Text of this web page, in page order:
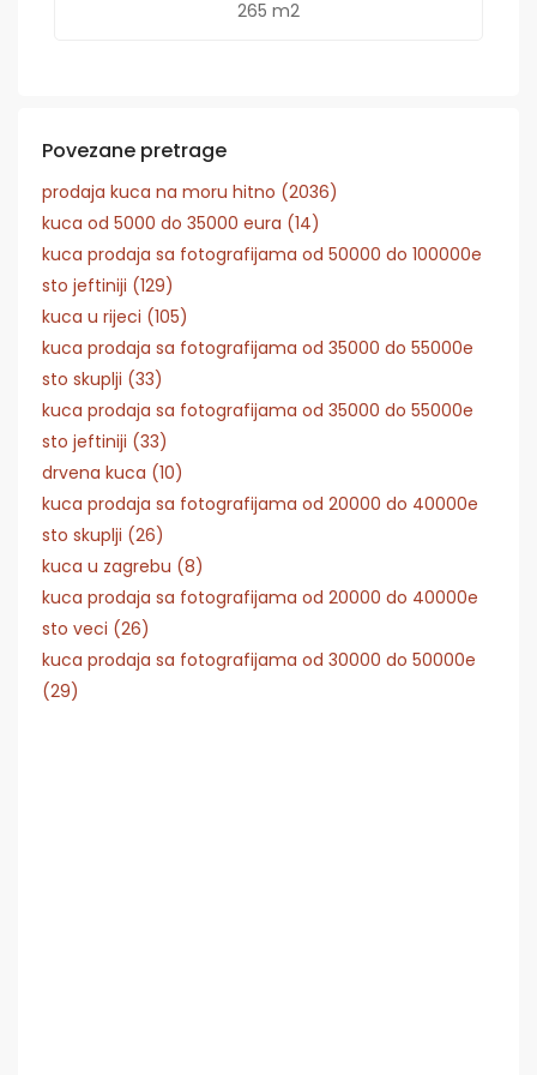
265 m2
Povezane pretrage
prodaja kuca na moru hitno (2036)
kuca od 5000 do 35000 eura (14)
kuca prodaja sa fotografijama od 50000 do 100000e
sto jeftiniji (129)
kuca u rijeci (105)
kuca prodaja sa fotografijama od 35000 do 55000e
sto skuplji (33)
kuca prodaja sa fotografijama od 35000 do 55000e
sto jeftiniji (33)
drvena kuca (10)
kuca prodaja sa fotografijama od 20000 do 40000e
sto skuplji (26)
kuca u zagrebu (8)
kuca prodaja sa fotografijama od 20000 do 40000e
sto veci (26)
kuca prodaja sa fotografijama od 30000 do 50000e
(29)